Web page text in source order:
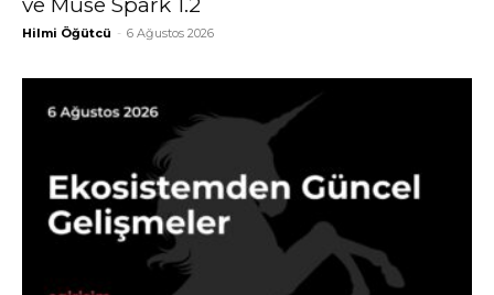
ve Muse Spark 1.2
Hilmi Öğütcü - 6 Ağustos 2026